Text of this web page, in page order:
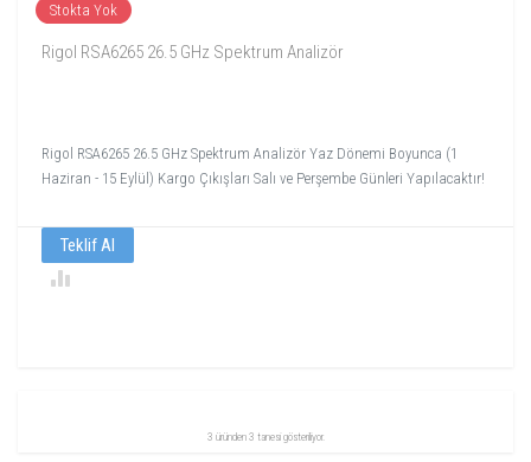
Stokta Yok
Rigol RSA6265 26.5 GHz Spektrum Analizör
Rigol RSA6265 26.5 GHz Spektrum Analizör Yaz Dönemi Boyunca (1
Haziran - 15 Eylül) Kargo Çıkışları Salı ve Perşembe Günleri Yapılacaktır!
Teklif Al
3 üründen 3 tanesi gösteriliyor.